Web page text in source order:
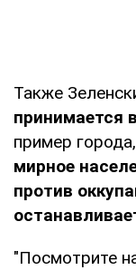
Также
принимается
пример
мирное
против
"Посмотрите